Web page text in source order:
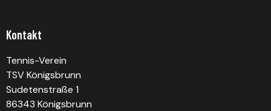
Kontakt
Tennis-Verein
TSV Königsbrunn
Sudetenstraße 1
86343 Königsbrunn